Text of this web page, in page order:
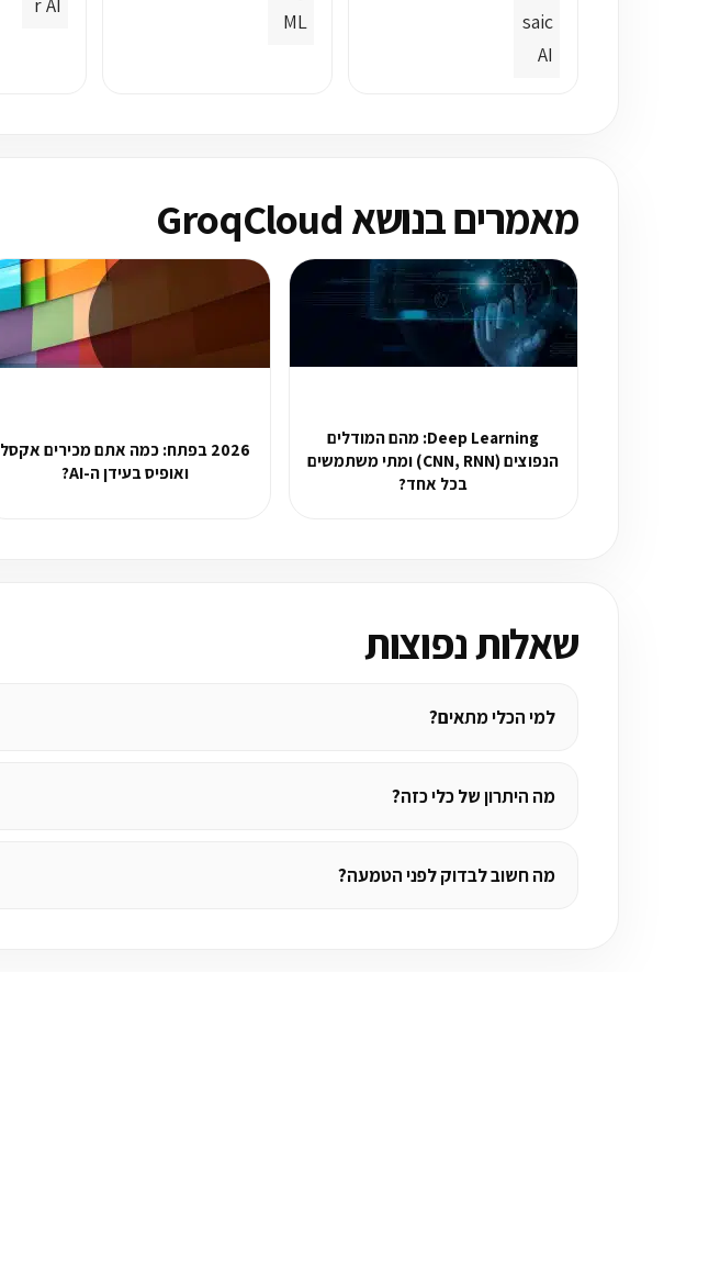
מאמרים בנושא GroqCloud
Deep Learning: מהם המודלים
הנפוצים (CNN, RNN) ומתי משתמשים
בכל אחד?
2026 בפתח: כמה אתם מכירים אקסל
ואופיס בעידן ה-AI?
שאלות נפוצות
למי הכלי מתאים?
מה היתרון של כלי כזה?
מה חשוב לבדוק לפני הטמעה?